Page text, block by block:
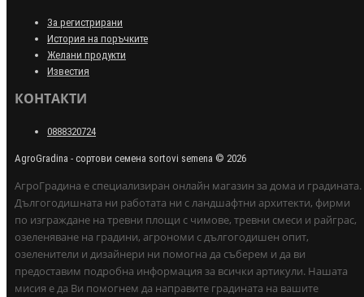
За регистрирани
История на поръчките
Желани продукти
Известия
КОНТАКТИ
0888320724
AgroGradina - сортови семена sortovi semena © 2026
АгроГрадина е специализиран онлайн магазин за дома и градината.
Дългогодишната ни работата ни с ландшафтни архитекти, фирми
по изграждане на тревни площи с чимове, тревни смеси и райграс,
озеленяване на градини, агрономи с дългогодишен опит,
озеленители и дизайнери ни помогна да съберем и да ви
предоставим подробна информация за всички артикули. Нашата
мисия е да Ви помогнем да направите градината на вашите